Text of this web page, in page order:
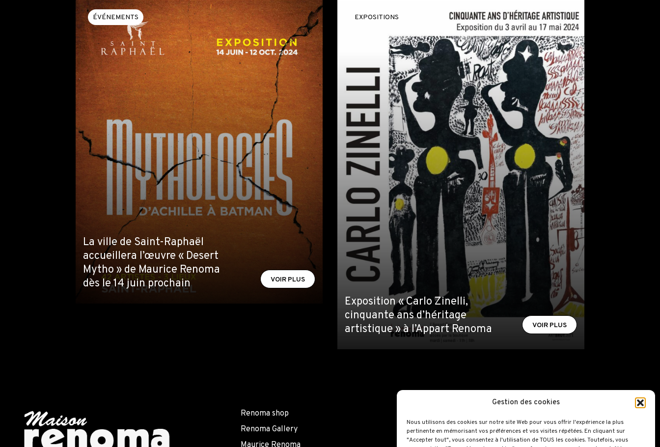
Gestion des cookies
Nous utilisons des cookies sur notre site Web pour vous offrir l'expérience la plus
pertinente en mémorisant vos préférences et vos visites répétées. En cliquant sur
"Accepter tout", vous consentez à l'utilisation de TOUS les cookies. Toutefois, vous
ÉVÉNEMENTS
La ville de Saint-Raphaël
accueillera l’œuvre « Desert
Mytho » de Maurice Renoma
dès le 14 juin prochain
VOIR PLUS
EXPOSITIONS
Exposition « Carlo Zinelli,
cinquante ans d’héritage
artistique » à l’Appart Renoma
VOIR PLUS
Renoma shop
Renoma Gallery
Mentions légales